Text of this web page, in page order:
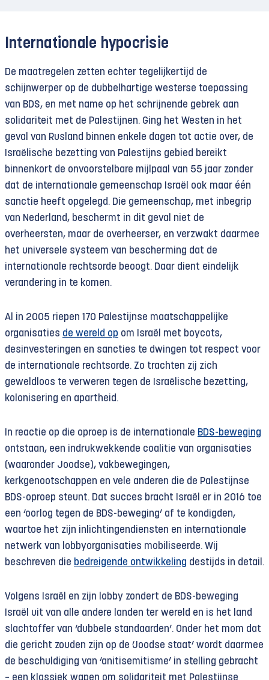
Internationale hypocrisie
De maatregelen zetten echter tegelijkertijd de
schijnwerper op de dubbelhartige westerse toepassing
van BDS, en met name op het schrijnende gebrek aan
solidariteit met de Palestijnen. Ging het Westen in het
geval van Rusland binnen enkele dagen tot actie over, de
Israëlische bezetting van Palestijns gebied bereikt
binnenkort de onvoorstelbare mijlpaal van 55 jaar zonder
dat de internationale gemeenschap Israël ook maar één
sanctie heeft opgelegd. Die gemeenschap, met inbegrip
van Nederland, beschermt in dit geval niet de
overheersten, maar de overheerser, en verzwakt daarmee
het universele systeem van bescherming dat de
internationale rechtsorde beoogt. Daar dient eindelijk
verandering in te komen.
Al in 2005 riepen 170 Palestijnse maatschappelijke
organisaties de wereld op om Israël met boycots,
desinvesteringen en sancties te dwingen tot respect voor
de internationale rechtsorde. Zo trachten zij zich
geweldloos te verweren tegen de Israëlische bezetting,
kolonisering en apartheid.
In reactie op die oproep is de internationale BDS-beweging
ontstaan, een indrukwekken­de coalitie van organisaties
(waaronder Joodse), vakbewegingen,
kerkgenootschappen en vele anderen die de Palestijnse
BDS-oproep steunt. Dat succes bracht Israël er in 2016 toe
een ‘oorlog tegen de BDS-beweging’ af te kondigden,
waartoe het zijn inlichtingen­diensten en internationale
netwerk van lobbyorganisaties mobiliseerde. Wij
beschreven die bedreigende ontwikkeling destijds in detail.
Volgens Israël en zijn lobby zondert de BDS-beweging
Israël uit van alle andere landen ter wereld en is het land
slachtoffer van ‘dubbele standaarden’. Onder het mom dat
die gericht zouden zijn op de ‘Joodse staat’ wordt daarmee
de beschuldiging van ‘anitisemi­tisme’ in stelling gebracht
– een klassiek wapen om solidariteit met Palestijnse